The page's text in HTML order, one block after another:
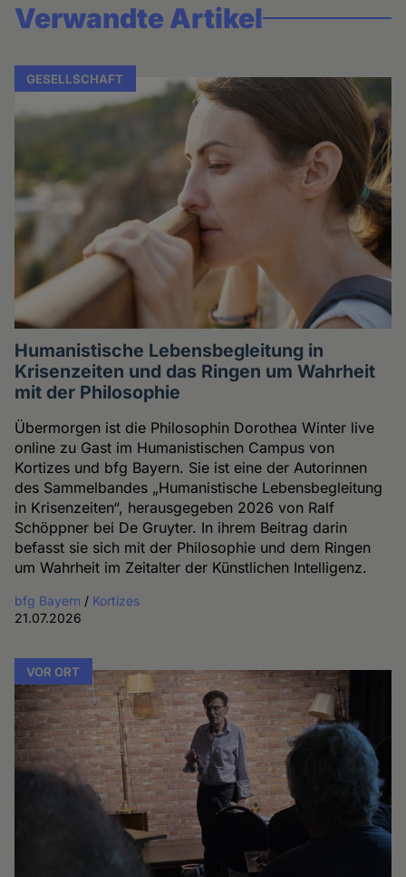
Verwandte Artikel
GESELLSCHAFT
Humanistische Lebensbegleitung in
Krisenzeiten und das Ringen um Wahrheit
mit der Philosophie
Übermorgen ist die Philosophin Dorothea Winter live
online zu Gast im Humanistischen Campus von
Kortizes und bfg Bayern. Sie ist eine der Autorinnen
des Sammelbandes „Humanistische Lebensbegleitung
in Krisenzeiten“, herausgegeben 2026 von Ralf
Schöppner bei De Gruyter. In ihrem Beitrag darin
befasst sie sich mit der Philosophie und dem Ringen
um Wahrheit im Zeitalter der Künstlichen Intelligenz.
bfg Bayern / Kortizes
21.07.2026
VOR ORT